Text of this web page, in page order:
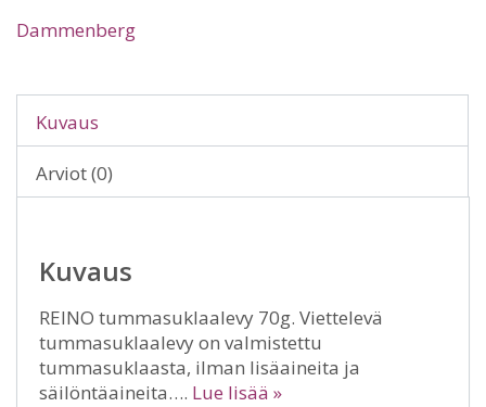
Dammenberg
Kuvaus
Arviot (0)
Kuvaus
REINO tummasuklaalevy 70g. Viettelevä
tummasuklaalevy on valmistettu
tummasuklaasta, ilman lisäaineita ja
säilöntäaineita…. Lue lisää »